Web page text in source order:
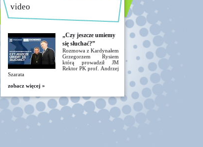
video
„Czy jeszcze umiemy
się słuchać?”
Rozmowa z Kardynałem
Grzegorzem Rysiem
którą prowadził JM
Rektor PK prof. Andrzej
Szarata
zobacz więcej »